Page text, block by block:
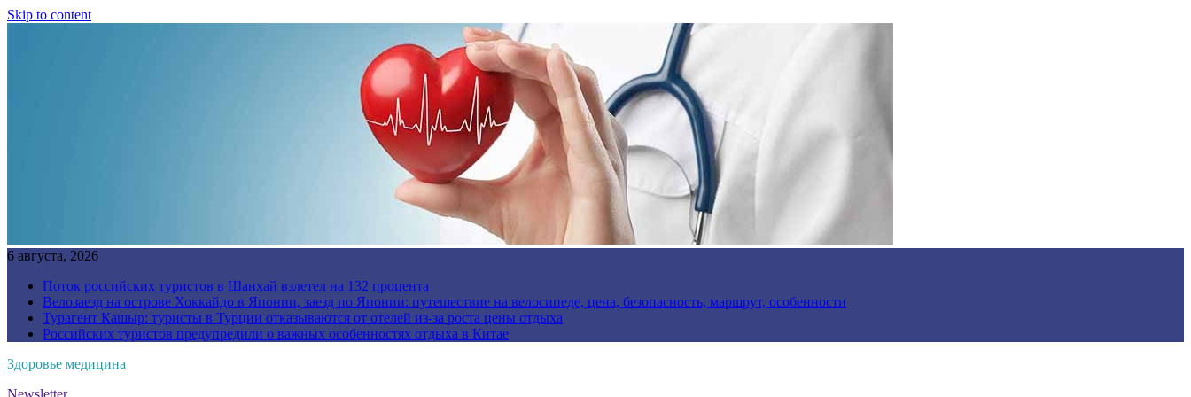
Skip to content
6 августа, 2026
Поток российских туристов в Шанхай взлетел на 132 процента
Велозаезд на острове Хоккайдо в Японии, заезд по Японии: путешествие на велосипеде, цена, безопасность, маршрут, особенности
Турагент Кашыр: туристы в Турции отказываются от отелей из-за роста цены отдыха
Российских туристов предупредили о важных особенностях отдыха в Китае
Здоровье медицина
Newsletter